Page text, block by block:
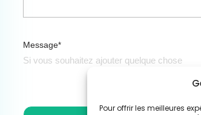
Pour offrir les meilleures
Message*